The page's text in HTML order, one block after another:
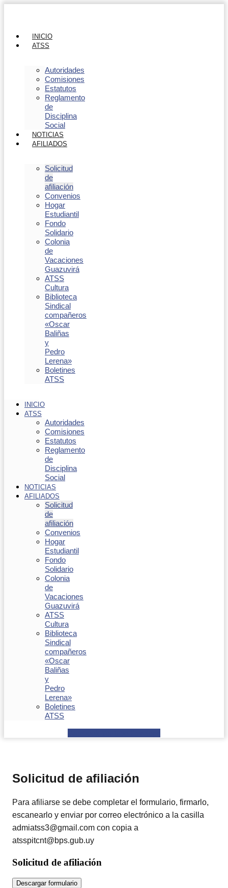
INICIO
ATSS
Autoridades
Comisiones
Estatutos
Reglamento
de
Disciplina
Social
NOTICIAS
AFILIADOS
Solicitud
de
afiliación
Convenios
Hogar
Estudiantil
Fondo
Solidario
Colonia
de
Vacaciones
Guazuvirá
ATSS
Cultura
Biblioteca
Sindical
compañeros
«Oscar
Baliñas
y
Pedro
Lerena»
Boletines
ATSS
INICIO
ATSS
Autoridades
Comisiones
Estatutos
Reglamento
de
Disciplina
Social
NOTICIAS
AFILIADOS
Solicitud
de
afiliación
Convenios
Hogar
Estudiantil
Fondo
Solidario
Colonia
de
Vacaciones
Guazuvirá
ATSS
Cultura
Biblioteca
Sindical
compañeros
«Oscar
Baliñas
y
Pedro
Lerena»
Boletines
ATSS
Solicitud de afiliación
Para afiliarse se debe completar el formulario, firmarlo,
escanearlo y enviar por correo electrónico a la casilla
admiatss3@gmail.com con copia a
atsspitcnt@bps.gub.uy
Solicitud de afiliación
Descargar formulario